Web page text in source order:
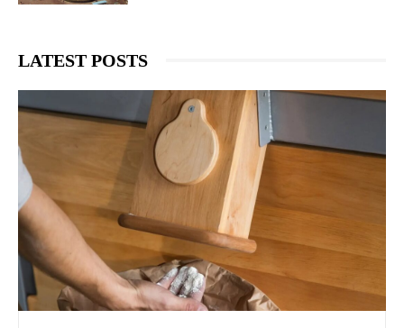
LATEST POSTS